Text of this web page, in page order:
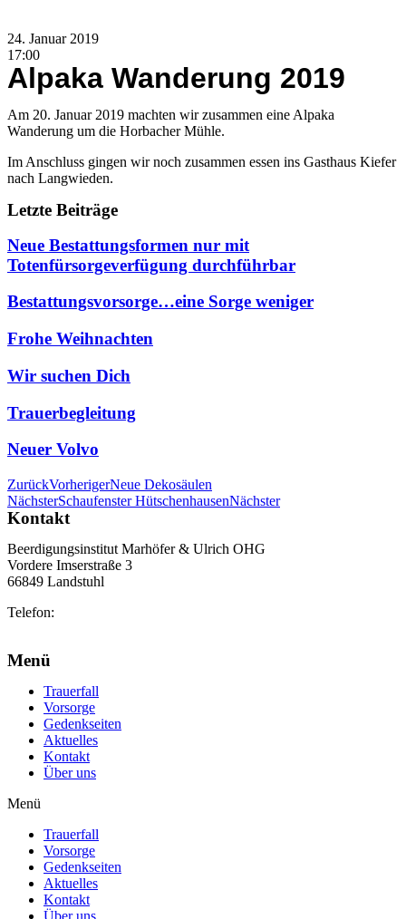
24. Januar 2019
17:00
Alpaka Wanderung 2019
Am 20. Januar 2019 machten wir zusammen eine Alpaka
Wanderung um die Horbacher Mühle.
Im Anschluss gingen wir noch zusammen essen ins Gasthaus Kiefer
nach Langwieden.
Letzte Beiträge
Neue Bestattungsformen nur mit
Totenfürsorgeverfügung durchführbar
Bestattungsvorsorge…eine Sorge weniger
Frohe Weihnachten
Wir suchen Dich
Trauerbegleitung
Neuer Volvo
ZurückVorherigerNeue Dekosäulen
NächsterSchaufenster HütschenhausenNächster
Kontakt
Beerdigungsinstitut Marhöfer & Ulrich OHG
Vordere Imserstraße 3
66849 Landstuhl
Telefon:
Menü
Trauerfall
Vorsorge
Gedenkseiten
Aktuelles
Kontakt
Über uns
Menü
Trauerfall
Vorsorge
Gedenkseiten
Aktuelles
Kontakt
Über uns